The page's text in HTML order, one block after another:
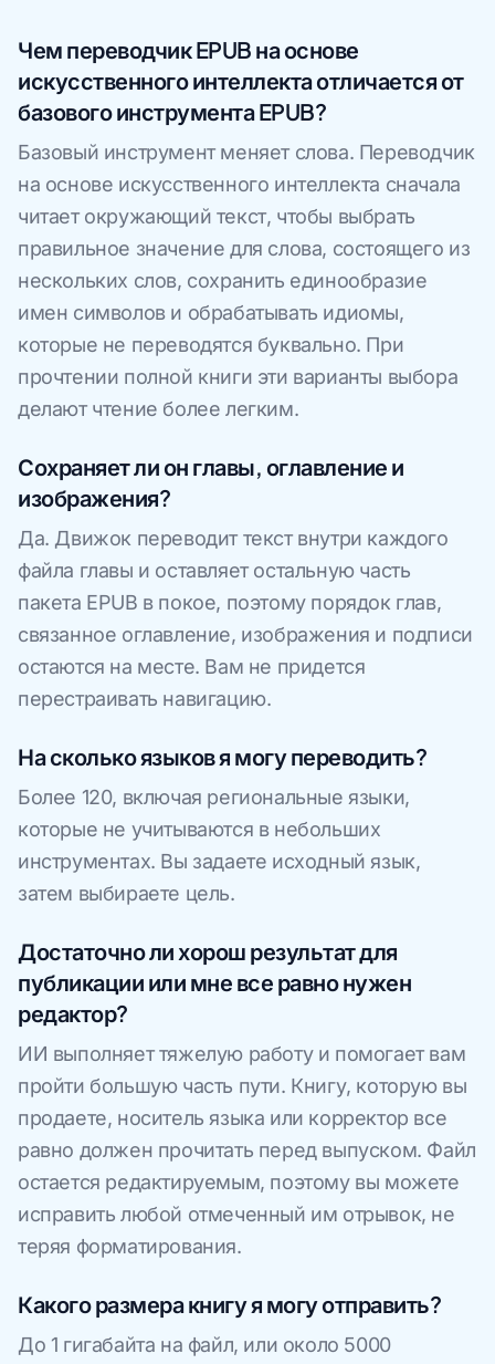
Чем переводчик EPUB на основе
искусственного интеллекта отличается от
базового инструмента EPUB?
Базовый инструмент меняет слова. Переводчик
на основе искусственного интеллекта сначала
читает окружающий текст, чтобы выбрать
правильное значение для слова, состоящего из
нескольких слов, сохранить единообразие
имен символов и обрабатывать идиомы,
которые не переводятся буквально. При
прочтении полной книги эти варианты выбора
делают чтение более легким.
Сохраняет ли он главы, оглавление и
изображения?
Да. Движок переводит текст внутри каждого
файла главы и оставляет остальную часть
пакета EPUB в покое, поэтому порядок глав,
связанное оглавление, изображения и подписи
остаются на месте. Вам не придется
перестраивать навигацию.
На сколько языков я могу переводить?
Более 120, включая региональные языки,
которые не учитываются в небольших
инструментах. Вы задаете исходный язык,
затем выбираете цель.
Достаточно ли хорош результат для
публикации или мне все равно нужен
редактор?
ИИ выполняет тяжелую работу и помогает вам
пройти большую часть пути. Книгу, которую вы
продаете, носитель языка или корректор все
равно должен прочитать перед выпуском. Файл
остается редактируемым, поэтому вы можете
исправить любой отмеченный им отрывок, не
теряя форматирования.
Какого размера книгу я могу отправить?
До 1 гигабайта на файл, или около 5000